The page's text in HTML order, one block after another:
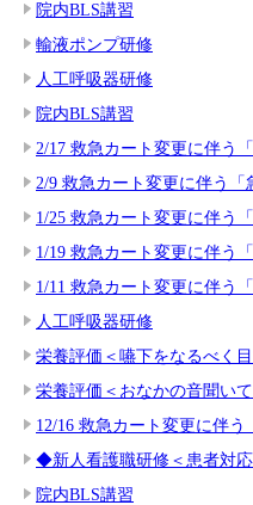
院内BLS講習
輸液ポンプ研修
人工呼吸器研修
院内BLS講習
2/17 救急カート変更に伴う
2/9 救急カート変更に伴う「
1/25 救急カート変更に伴う
1/19 救急カート変更に伴う
1/11 救急カート変更に伴う
人工呼吸器研修
栄養評価＜嚥下をなるべく
栄養評価＜おなかの音聞い
12/16 救急カート変更に伴う
◆新人看護職研修＜患者対
院内BLS講習